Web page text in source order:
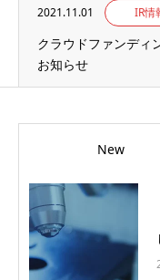
2021.11.01 IR情
クラウドファンディ
お知らせ
New